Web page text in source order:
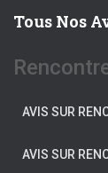
Tous Nos
AVIS SUR
AVIS SUR